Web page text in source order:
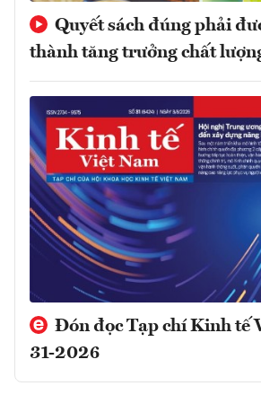
Quyết sách đúng phải
thành tăng trưởng chất
Đón đọc Tạp chí Kinh tế
31-2026